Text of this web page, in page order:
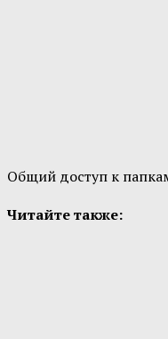
Общий доступ к
Читайте также: